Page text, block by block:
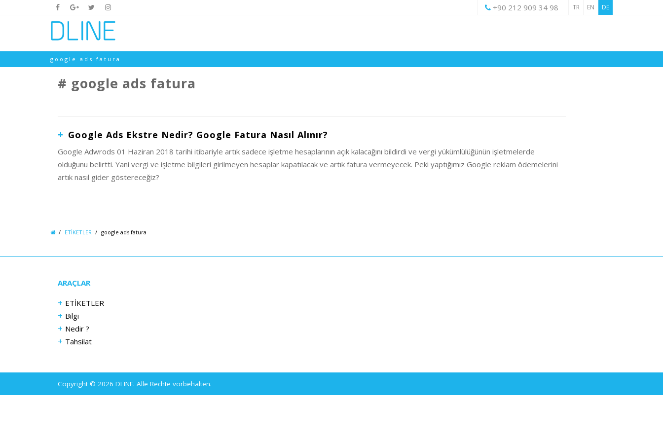
+90 212 909 34 98 DE
EN
TR
google ads fatura
google ads fatura
Google Ads Ekstre Nedir? Google Fatura Nasıl Alınır?
Google Adwrods 01 Haziran 2018 tarihi itibariyle artık sadece işletme hesaplarının açık kalacağını bildirdi ve vergi yükümlülüğünün işletmelerde
olduğunu belirtti. Yani vergi ve işletme bilgileri girilmeyen hesaplar kapatılacak ve artık fatura vermeyecek. Peki yaptığımız Google reklam ödemelerini
artık nasıl gider göstereceğiz?
ETİKETLER google ads fatura
ARAÇLAR
ETİKETLER
Bilgi
Nedir ?
Tahsilat
Copyright © 2026 DLINE. Alle Rechte vorbehalten.